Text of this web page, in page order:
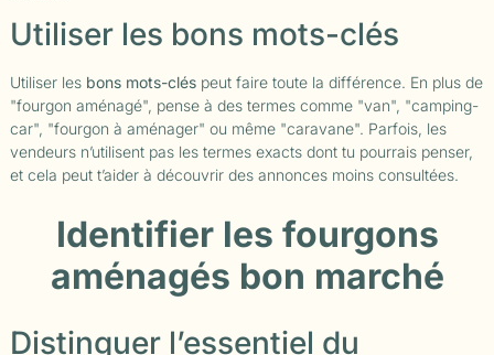
Utiliser les bons mots-clés
Utiliser les bons mots-cléspeut faire toute la différence. En plus de
"fourgon aménagé", pense à des termes comme "van", "camping-
car", "fourgon à aménager" ou même "caravane". Parfois, les
vendeurs n’utilisent pas les termes exacts dont tu pourrais penser,
et cela peut t’aider à découvrir des annonces moins consultées.
Identifier les fourgons
aménagés bon marché
Distinguer l’essentiel du